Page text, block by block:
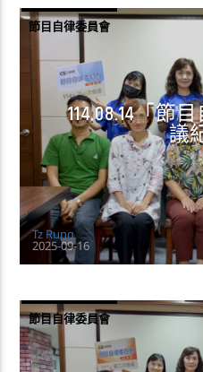
節目自律委員會
114.08.14「節
議
Tz Rung
2025-09-16
節目自律委員會